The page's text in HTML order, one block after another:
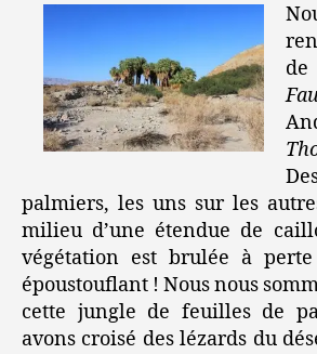
palmiers, les uns sur les
milieu d’une étendue de
végétation est brulée à
époustouflant ! Nous nous
cette jungle de feuilles de
avons croisé des lézards du